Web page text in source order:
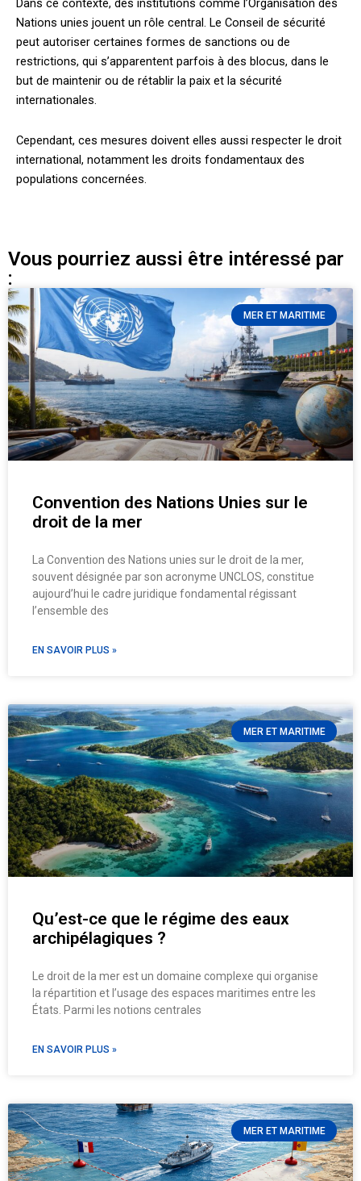
Dans ce contexte, des institutions comme l’Organisation des
Nations unies jouent un rôle central. Le Conseil de sécurité
peut autoriser certaines formes de sanctions ou de
restrictions, qui s’apparentent parfois à des blocus, dans le
but de maintenir ou de rétablir la paix et la sécurité
internationales.
Cependant, ces mesures doivent elles aussi respecter le droit
international, notamment les droits fondamentaux des
populations concernées.
Vous pourriez aussi être intéressé par
:
MER ET MARITIME
Convention des Nations Unies sur le
droit de la mer
La Convention des Nations unies sur le droit de la mer,
souvent désignée par son acronyme UNCLOS, constitue
aujourd’hui le cadre juridique fondamental régissant
l’ensemble des
EN SAVOIR PLUS »
MER ET MARITIME
Qu’est-ce que le régime des eaux
archipélagiques ?
Le droit de la mer est un domaine complexe qui organise
la répartition et l’usage des espaces maritimes entre les
États. Parmi les notions centrales
EN SAVOIR PLUS »
MER ET MARITIME